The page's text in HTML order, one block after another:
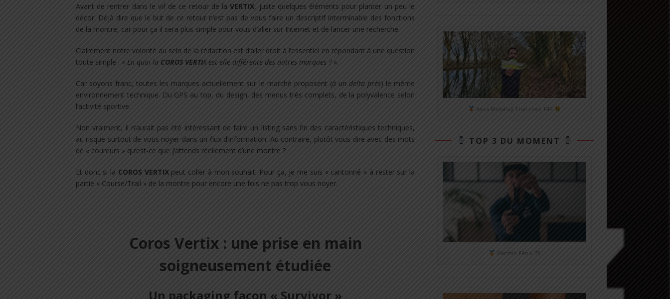
Avant de rentrer dans le vif de ce retour de laVERTIX, juste quelques éléments pour planter un peu le
décor. Déjà dire que le but de ce retour n’est pas de vous faire un descriptif interminable des fonctions
de la montre, car pour ça il sera plus simple pour vous d’aller sur Internet et de lancer une recherche.
Clairement notre volonté au sein de la rédaction est d’aller droit à l’essentiel en répondant à une question
toute simple : « En quoi la COROS VERTIX est-elle différente des autres marques ? ».
Car soyons franc, toutes les marques actuellement sur le marché proposent (à un delta près) le même
environnement technique. Du GPS au top, du design, des menus très complets, de la polyvalence selon
l’activité sportive.
Non vraiment, il n’aurait pas été intéressant de faire un listing sans fin des caractéristiques techniques,
au risque surtout de vous noyer dans un flux d’information. Au contraire, plutôt vous dire avec des mots
de « coureurs » qu’est-ce que j’attends réellement d’une montre ?
Et donc si la COROS VERTIXpeut coller à mon souhait. Pour ça, je me suis « cantonné » à rester sur la
partie « Course/Trail » de la montre pour encore une fois ne pas trop vous noyer.
Coros Vertix : une prise en main
soigneusement étudiée
Un packaging façon « Survivor »
Asics MetaFuji Trail chez T4R
TOP 3 DU MOMENT
Garmin Fénix 7X